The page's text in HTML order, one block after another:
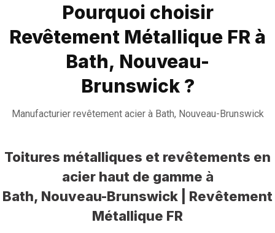
Pourquoi choisir
Revêtement Métallique FR à
Bath, Nouveau-
Brunswick ?
Manufacturier revêtement acier à Bath, Nouveau-Brunswick
Toitures métalliques et revêtements en
acier haut de gamme à
Bath, Nouveau-Brunswick | Revêtement
Métallique FR